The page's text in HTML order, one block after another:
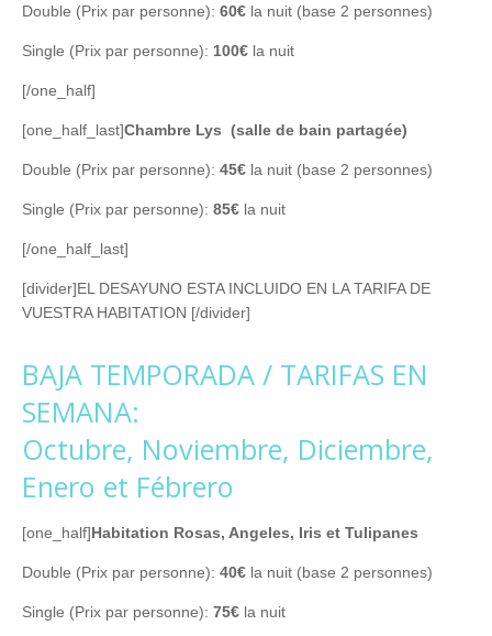
Double (Prix par personne): 60€ la nuit (base 2 personnes)
Single (Prix par personne): 100€ la nuit
[/one_half]
[one_half_last]Chambre Lys (salle de bain partagée)
Double (Prix par personne): 45€ la nuit (base 2 personnes)
Single (Prix par personne): 85€ la nuit
[/one_half_last]
[divider]EL DESAYUNO ESTA INCLUIDO EN LA TARIFA DE
VUESTRA HABITATION [/divider]
BAJA TEMPORADA / TARIFAS EN
SEMANA:
Octubre, Noviembre, Diciembre,
Enero et Fébrero
[one_half]Habitation Rosas, Angeles, Iris et Tulipanes
Double (Prix par personne): 40€ la nuit (base 2 personnes)
Single (Prix par personne): 75€ la nuit